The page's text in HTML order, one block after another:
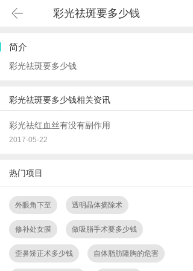
彩光祛斑要多少钱
简介
彩光祛斑要多少钱
彩光祛斑要多少钱相关资讯
彩光祛红血丝有没有副作用
2017-05-22
热门项目
外眼角下至 透明晶体摘除术
修补处女膜 做吸脂手术要多少钱
歪鼻矫正术多少钱 自体脂肪隆胸的危害